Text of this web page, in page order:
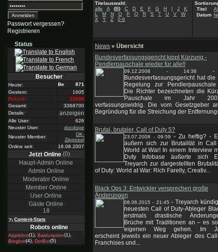
Passwort vergessen?
Registrieren
Status
Besucher
Heute:
871
Gestern:
1605
Rekord:
12836
Gesamt:
3368700
Details:
anzeigen
Alle User:
626
Neuster User:
docdope
Neuster Member:
DK-
Zippeeel
Online seit:
16.08.2007
Jetzt Online (0)
Haupt-Admin Online
Admin Online
Moderator Online
Member Online
User Online
Gäste Online
18
Content-Stats
Robots online
Applebot(1), Baiduspider(1),
Bingbot(4), DotBot(5)
Titelauswahl:
alle
A (B) C D E F G H I J
K
L
M N O P Q R S T U V
W
X
Y Z 0-9
Titel
Datum
News » Übersicht
Bundesverfassungsgericht kippt Kürzung -
Pendlerpauschale wieder für alle!!
09.12.2008 - 14:38
Bundesverfassungsgericht hat die
Regelung zur
Die Richter bezeichneten die
Pauschale im Jahr
verfassungswidrig. Die vom Gesetzgeber
Begründung für die Streichung der
Brutal, brutaler, Call of Duty 5?
23.07.2008 - 09:59 - Zu heftig? -
äußern sich zur Brutalität in
World at War! In einem Interview
Duty Infobase äußerte sich
Treyarch zur dargestellten
of Duty: World at War: Rich Farelly, Creativ...
Black Ops 3: Entwickler versprechen große
Änderungen
08.06.2015 - 21:45 -Treyarch
neuesten Call of Duty-Ableger
erstmals drastische
Brüche mit Traditionen an – es
eigenen Weg gehen. Im
erscheint jeweils ein neuer Ableger des
Franchises und...